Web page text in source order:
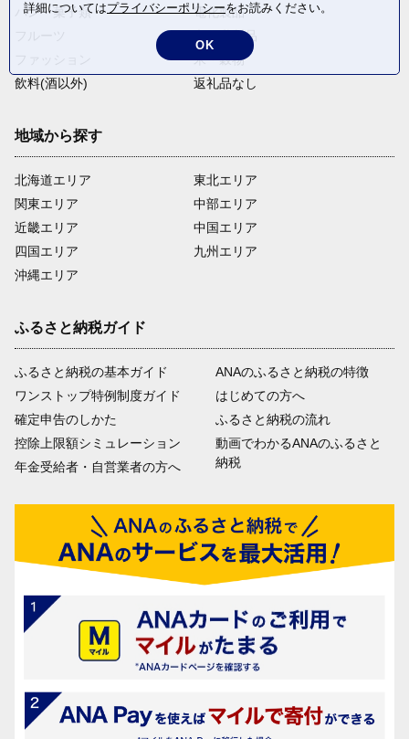
パン・菓子類
電化製品
卵・乳製品
米・穀物
飲料(酒以外)
返礼品なし
地域から探す
北海道エリア
関東エリア
近畿エリア
四国エリア
沖縄エリア
東北エリア
中部エリア
中国エリア
九州エリア
ふるさと納税ガイド
ふるさと納税の基本ガイド
ワンストップ特例制度ガイド
確定申告のしかた
控除上限額シミュレーション
年金受給者・自営業者の方へ
ANAのふるさと納税の特徴
はじめての方へ
ふるさと納税の流れ
動画でわかるANAのふるさと
納税
詳細についてはプライバシーポリシーをお読みください。
OK